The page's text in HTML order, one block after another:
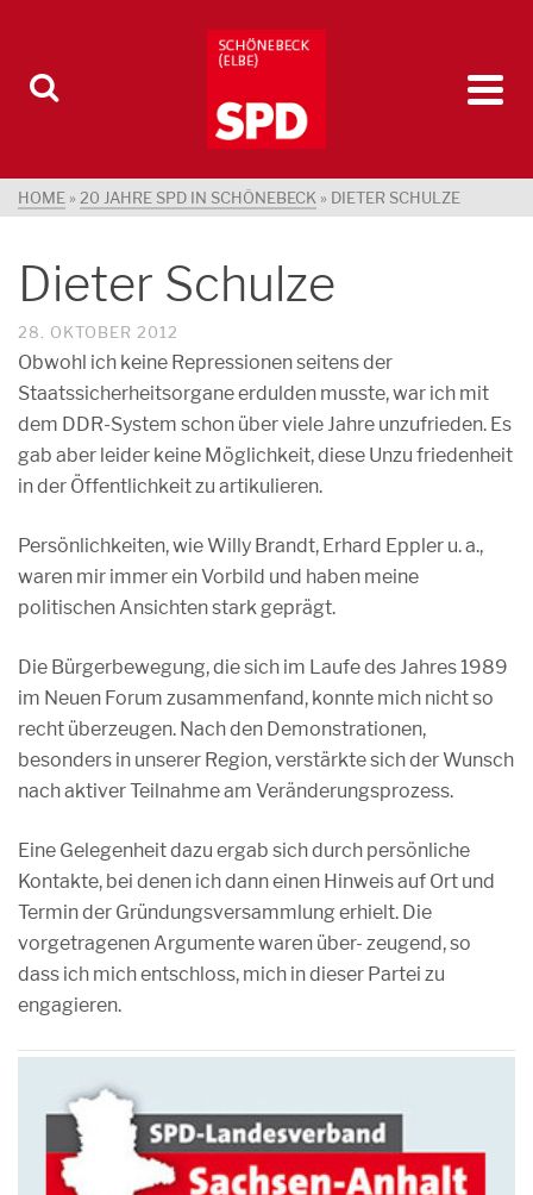
HOME » 20 JAHRE SPD IN SCHÖNEBECK » DIETER SCHULZE
Dieter Schulze
28. OKTOBER 2012
Obwohl ich keine Repressionen seitens der
Staatssicherheitsorgane erdulden musste, war ich mit
dem DDR-System schon über viele Jahre unzufrieden. Es
gab aber leider keine Möglichkeit, diese Unzu friedenheit
in der Öffentlichkeit zu artikulieren.
Persönlichkeiten, wie Willy Brandt, Erhard Eppler u. a.,
waren mir immer ein Vorbild und haben meine
politischen Ansichten stark geprägt.
Die Bürgerbewegung, die sich im Laufe des Jahres 1989
im Neuen Forum zusammenfand, konnte mich nicht so
recht überzeugen. Nach den Demonstrationen,
besonders in unserer Region, verstärkte sich der Wunsch
nach aktiver Teilnahme am Veränderungsprozess.
Eine Gelegenheit dazu ergab sich durch persönliche
Kontakte, bei denen ich dann einen Hinweis auf Ort und
Termin der Gründungsversammlung erhielt. Die
vorgetragenen Argumente waren über- zeugend, so
dass ich mich entschloss, mich in dieser Partei zu
engagieren.